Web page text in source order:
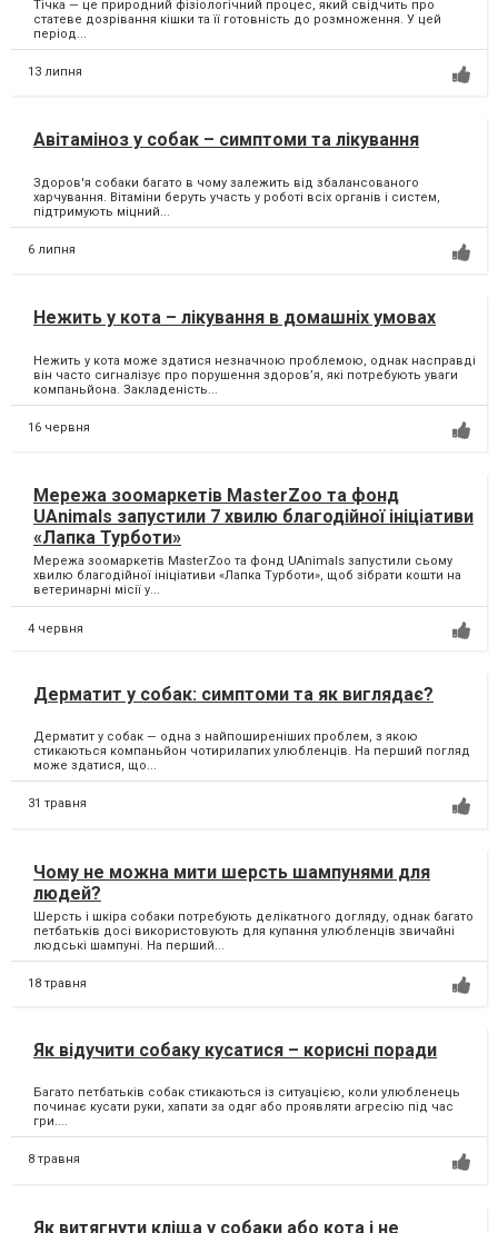
Тічка — це природний фізіологічний процес, який свідчить про
статеве дозрівання кішки та її готовність до розмноження. У цей
період...
13 липня
Авітаміноз у собак – симптоми та лікування
Здоров'я собаки багато в чому залежить від збалансованого
харчування. Вітаміни беруть участь у роботі всіх органів і систем,
підтримують міцний...
6 липня
Нежить у кота – лікування в домашніх умовах
Нежить у кота може здатися незначною проблемою, однак насправді
він часто сигналізує про порушення здоров’я, які потребують уваги
компаньйона. Закладеність...
16 червня
Мережа зоомаркетів MasterZoo та фонд
UAnimals запустили 7 хвилю благодійної ініціативи
«Лапка Турботи»
Мережа зоомаркетів MasterZoo та фонд UAnimals запустили сьому
хвилю благодійної ініціативи «Лапка Турботи», щоб зібрати кошти на
ветеринарні місії у...
4 червня
Дерматит у собак: симптоми та як виглядає?
Дерматит у собак — одна з найпоширеніших проблем, з якою
стикаються компаньйон чотирилапих улюбленців. На перший погляд
може здатися, що...
31 травня
Чому не можна мити шерсть шампунями для
людей?
Шерсть і шкіра собаки потребують делікатного догляду, однак багато
петбатьків досі використовують для купання улюбленців звичайні
людські шампуні. На перший...
18 травня
Як відучити собаку кусатися – корисні поради
Багато петбатьків собак стикаються із ситуацією, коли улюбленець
починає кусати руки, хапати за одяг або проявляти агресію під час
гри....
8 травня
Як витягнути кліща у собаки або кота і не